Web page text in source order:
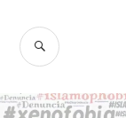
contenido
BUSCAR